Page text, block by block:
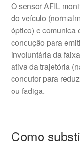
O sensor AFIL
do veículo
óptico) e comunica
condução para
involuntária da
ativa da trajetória
condutor para
ou fadiga.
Como